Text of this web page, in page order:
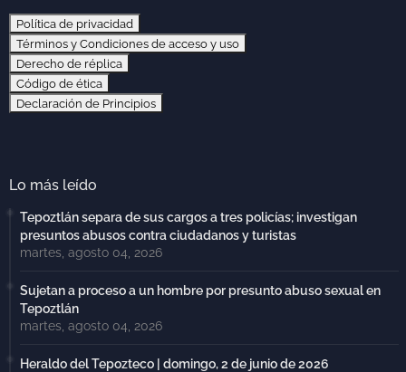
Política de privacidad
Términos y Condiciones de acceso y uso
Derecho de réplica
Código de ética
Declaración de Principios
Lo más leído
Tepoztlán separa de sus cargos a tres policías; investigan
presuntos abusos contra ciudadanos y turistas
martes, agosto 04, 2026
Sujetan a proceso a un hombre por presunto abuso sexual en
Tepoztlán
martes, agosto 04, 2026
Heraldo del Tepozteco | domingo, 2 de junio de 2026